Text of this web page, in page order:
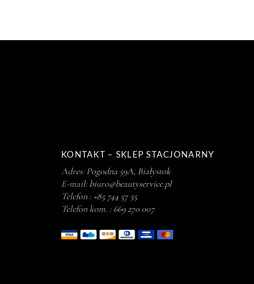
KONTAKT – SKLEP STACJONARNY
Adres: Pogodna 59A, Białystok
E-mail: biuro@beautyservice.pl
Telefon : +85 744 57 55
Telefon kom. : 669 270 007